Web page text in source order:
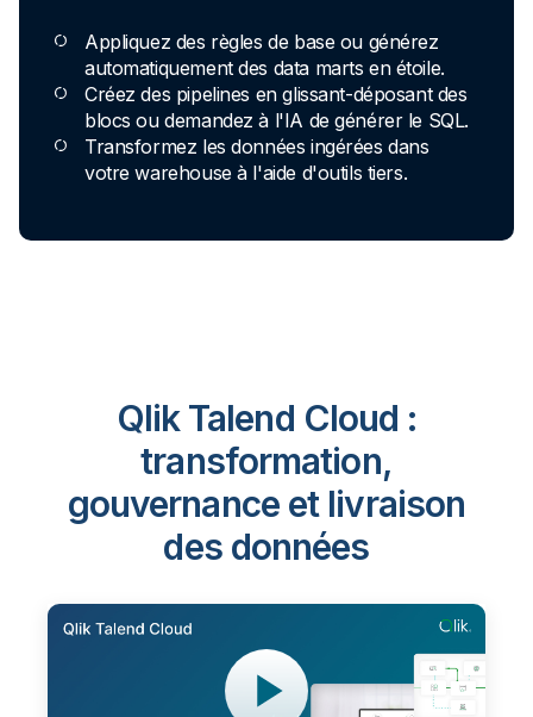
Appliquez des règles de base ou générez
automatiquement des data marts en étoile.
Créez des pipelines en glissant-déposant des
blocs ou demandez à l'IA de générer le SQL.
Transformez les données ingérées dans
votre warehouse à l'aide d'outils tiers.
Qlik Talend Cloud :
transformation,
gouvernance et livraison
des données